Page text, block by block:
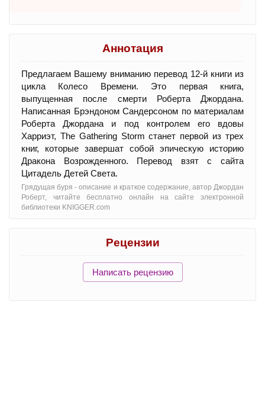
Аннотация
Предлагаем Вашему вниманию перевод 12-й книги из
цикла Колесо Времени. Это первая книга,
выпущенная после смерти Роберта Джордана.
Написанная Брэндоном Сандерсоном по материалам
Роберта Джордана и под контролем его вдовы
Харриэт, The Gathering Storm станет первой из трех
книг, которые завершат собой эпическую историю
Дракона Возрожденного. Перевод взят с сайта
Цитадель Детей Света.
Грядущая буря - oписание и краткое содержание, автор Джордан
Роберт, читайте бесплатно онлайн на сайте электронной
библиотеки KNIGGER.com
Рецензии
Написать рецензию